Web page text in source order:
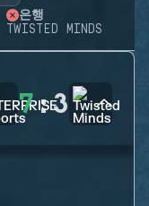
은행
TWISTED MINDS
7:3